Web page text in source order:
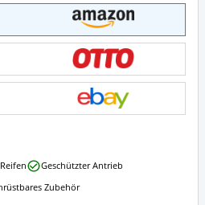
Geschützter Antrieb
Zubehör